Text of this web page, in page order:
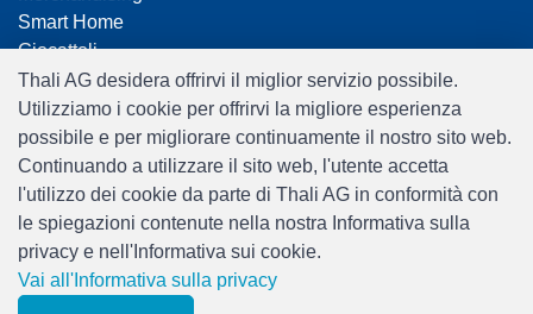
Smart Home
Giocattoli
Travel
Software: Rent-a-Shop.ch
Thali AG desidera offrirvi il miglior servizio possibile.
Utilizziamo i cookie per offrirvi la migliore esperienza
possibile e per migliorare continuamente il nostro sito web.
Continuando a utilizzare il sito web, l'utente accetta
l'utilizzo dei cookie da parte di Thali AG in conformità con
le spiegazioni contenute nella nostra Informativa sulla
privacy e nell'Informativa sui cookie.
Vai all'Informativa sulla privacy